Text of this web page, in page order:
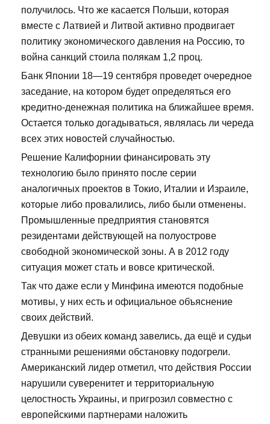
получилось. Что же касается Польши, которая
вместе с Латвией и Литвой активно продвигает
политику экономического давления на Россию, то
война санкций стоила полякам 1,2 проц.
Банк Японии 18—19 сентября проведет очередное
заседание, на котором будет определяться его
кредитно-денежная политика на ближайшее время.
Остается только догадываться, являлась ли череда
всех этих новостей случайностью.
Решение Калифорнии финансировать эту
технологию было принято после серии
аналогичных проектов в Токио, Италии и Израиле,
которые либо провалились, либо были отменены.
Промышленные предприятия становятся
резидентами действующей на полуострове
свободной экономической зоны. А в 2012 году
ситуация может стать и вовсе критической.
Так что даже если у Минфина имеются подобные
мотивы, у них есть и официальное объяснение
своих действий.
Девушки из обеих команд завелись, да ещё и судьи
странными решениями обстановку подогрели.
Американский лидер отметил, что действия России
нарушили суверенитет и территориальную
целостность Украины, и пригрозил совместно с
европейскими партнерами наложить